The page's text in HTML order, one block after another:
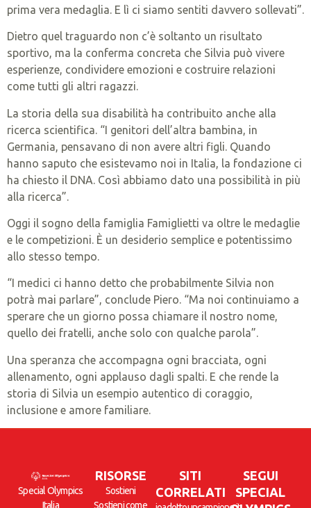
prima vera medaglia. E lì ci siamo sentiti davvero sollevati”.
Dietro quel traguardo non c’è soltanto un risultato
sportivo, ma la conferma concreta che Silvia può vivere
esperienze, condividere emozioni e costruire relazioni
come tutti gli altri ragazzi.
La storia della sua disabilità ha contribuito anche alla
ricerca scientifica. “I genitori dell’altra bambina, in
Germania, pensavano di non avere altri figli. Quando
hanno saputo che esistevamo noi in Italia, la fondazione ci
ha chiesto il DNA. Così abbiamo dato una possibilità in più
alla ricerca”.
Oggi il sogno della famiglia Famiglietti va oltre le medaglie
e le competizioni. È un desiderio semplice e potentissimo
allo stesso tempo.
“I medici ci hanno detto che probabilmente Silvia non
potrà mai parlare”, conclude Piero. “Ma noi continuiamo a
sperare che un giorno possa chiamare il nostro nome,
quello dei fratelli, anche solo con qualche parola”.
Una speranza che accompagna ogni bracciata, ogni
allenamento, ogni applauso dagli spalti. E che rende la
storia di Silvia un esempio autentico di coraggio,
inclusione e amore familiare.
Special Olympics
Italia
RISORSE
Sostieni
Sostieni come
SITI
CORRELATI
SEGUI
SPECIAL